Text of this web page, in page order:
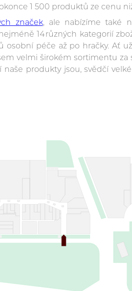
1 500 produktů ze cenu
značek, ale nabízíme také
14 různých kategorií
péče až po hračky. Ať
velmi širokém sortimentu za
naše produkty jsou, svědčí